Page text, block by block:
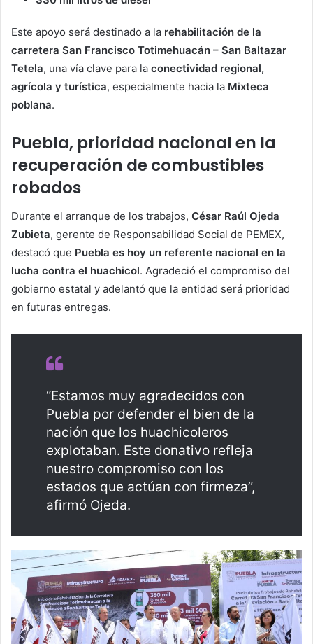
Este apoyo será destinado a la rehabilitación de la
carretera San Francisco Totimehuacán – San Baltazar
Tetela, una vía clave para la conectividad regional,
agrícola y turística, especialmente hacia la Mixteca
poblana.
Puebla, prioridad nacional en la
recuperación de combustibles
robados
Durante el arranque de los trabajos, César Raúl Ojeda
Zubieta, gerente de Responsabilidad Social de PEMEX,
destacó que Puebla es hoy un referente nacional en la
lucha contra el huachicol. Agradeció el compromiso del
gobierno estatal y adelantó que la entidad será prioridad
en futuras entregas.
“Estamos muy agradecidos con
Puebla por defender el bien de la
nación que los huachicoleros
explotaban. Este donativo refleja
nuestro compromiso con los
estados que actúan con firmeza”,
afirmó Ojeda.